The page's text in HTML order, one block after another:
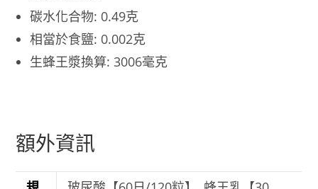
碳水化合物: 0.49克
相當於食鹽: 0.002克
生蜂王漿換算: 3006毫克
額外資訊